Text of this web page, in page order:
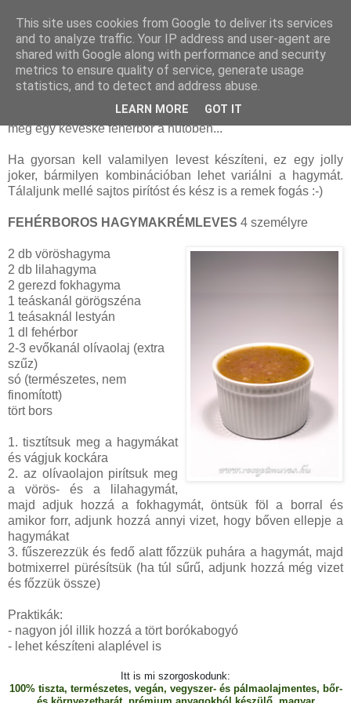
szerda, március 21, 2012
Fehérboros hagymakrémleves
sima hagymalevesnagy kedvencünk, most azonban volt
még egy kevéske fehérbor a hűtőben...
Ha gyorsan kell valamilyen levest készíteni, ez egy jolly
joker, bármilyen kombinációban lehet variálni a hagymát.
Tálaljunk mellé sajtos pirítóst és kész is a remek fogás :-)
FEHÉRBOROS HAGYMAKRÉMLEVES 4 személyre
2 db vöröshagyma
2 db lilahagyma
2 gerezd fokhagyma
1 teáskanál görögszéna
1 teásaknál lestyán
1 dl fehérbor
2-3 evőkanál olívaolaj (extra
szűz)
só (természetes, nem
finomított)
tört bors
1. tisztítsuk meg a hagymákat
és vágjuk kockára
2. az olívaolajon pirítsuk meg
a vörös- és a lilahagymát,
majd adjuk hozzá a fokhagymát, öntsük föl a borral és
amikor forr, adjunk hozzá annyi vizet, hogy bőven ellepje a
hagymákat
3. fűszerezzük és fedő alatt főzzük puhára a hagymát, majd
botmixerrel pürésítsük (ha túl sűrű, adjunk hozzá még vizet
és főzzük össze)
Praktikák:
- nagyon jól illik hozzá a tört borókabogyó
- lehet készíteni alaplével is
Itt is mi szorgoskodunk:
100% tiszta, természetes, vegán, vegyszer- és pálmaolajmentes, bőr-
This site uses cookies from Google to deliver its services
and to analyze traffic. Your IP address and user-agent are
shared with Google along with performance and security
metrics to ensure quality of service, generate usage
statistics, and to detect and address abuse.
LEARN MORE GOT IT